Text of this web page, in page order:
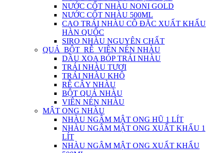
NƯỚC CỐT NHÀU NONI GOLD
NƯỚC CỐT NHÀU 500ML
CAO TRÁI NHÀU CÔ ĐẶC XUẤT KHẨU
HÀN QUỐC
SIRO NHÀU NGUYÊN CHẤT
QUẢ_BỘT_RỄ_VIÊN NÉN NHÀU
DẦU XOA BÓP TRÁI NHÀU
TRÁI NHÀU TƯƠI
TRÁI NHÀU KHÔ
RỄ CÂY NHÀU
BỘT QUẢ NHÀU
VIÊN NÉN NHÀU
MẬT ONG NHÀU
NHÀU NGÂM MẬT ONG HŨ 1 LÍT
NHÀU NGÂM MẬT ONG XUẤT KHẨU 1
LÍT
NHÀU NGÂM MẬT ONG XUẤT KHẨU